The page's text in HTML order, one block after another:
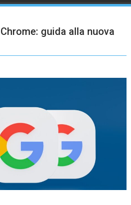
guida alla nuova